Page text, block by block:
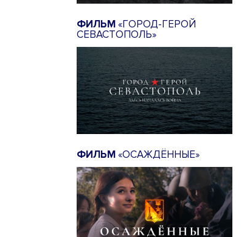
ФИЛЬМ«ГОРОД-ГЕРОЙ
СЕВАСТОПОЛЬ»
ФИЛЬМ«ОСАЖДЁННЫЕ»